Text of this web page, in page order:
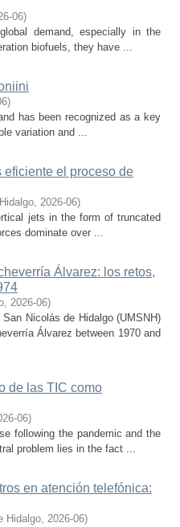
06)
demand, especially in the
biofuels, they have ...
)
has been recognized as a key
variation and ...
eficiente el proceso de
, 2026-06)
jets in the form of truncated
dominate over ...
Álvarez: los retos,
, 2026-06)
Nicolás de Hidalgo (UMSNH)
Álvarez between 1970 and
de las TIC como
06)
following the pandemic and the
problem lies in the fact ...
en atención telefónica:
Hidalgo, 2026-06)